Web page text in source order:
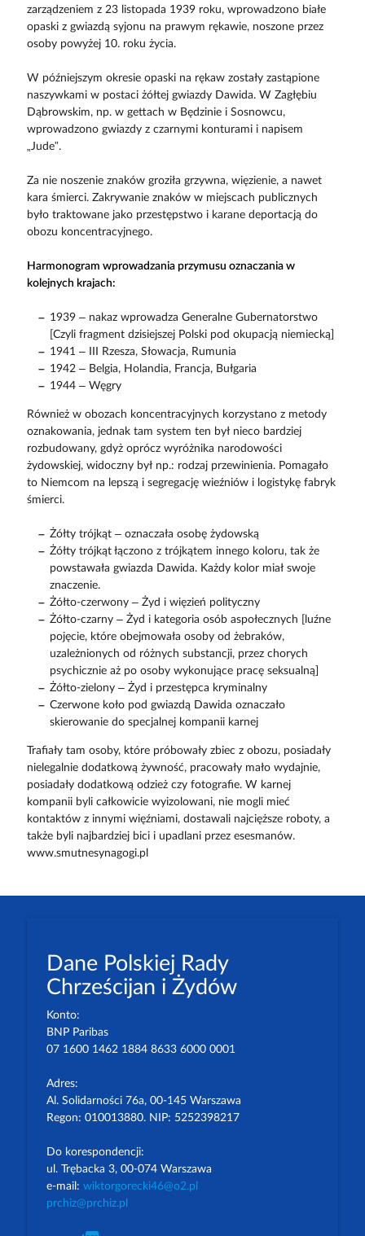
zarządzeniem z 23 listopada 1939 roku, wprowadzono białe
opaski z gwiazdą syjonu na prawym rękawie, noszone przez
osoby powyżej 10. roku życia.
W późniejszym okresie opaski na rękaw zostały zastąpione
naszywkami w postaci żółtej gwiazdy Dawida. W Zagłębiu
Dąbrowskim, np. w gettach w Będzinie i Sosnowcu,
wprowadzono gwiazdy z czarnymi konturami i napisem
„Jude”.
Za nie noszenie znaków groziła grzywna, więzienie, a nawet
kara śmierci. Zakrywanie znaków w miejscach publicznych
było traktowane jako przestępstwo i karane deportacją do
obozu koncentracyjnego.
Harmonogram wprowadzania przymusu oznaczania w
kolejnych krajach:
1939 – nakaz wprowadza Generalne Gubernatorstwo
[Czyli fragment dzisiejszej Polski pod okupacją niemiecką]
1941 – III Rzesza, Słowacja, Rumunia
1942 – Belgia, Holandia, Francja, Bułgaria
1944 – Węgry
Również w obozach koncentracyjnych korzystano z metody
oznakowania, jednak tam system ten był nieco bardziej
rozbudowany, gdyż oprócz wyróżnika narodowości
żydowskiej, widoczny był np.: rodzaj przewinienia. Pomagało
to Niemcom na lepszą i segregację wieźniów i logistykę fabryk
śmierci.
Żółty trójkąt – oznaczała osobę żydowską
Żółty trójkąt łączono z trójkątem innego koloru, tak że
powstawała gwiazda Dawida. Każdy kolor miał swoje
znaczenie.
Żółto-czerwony – Żyd i więzień polityczny
Żółto-czarny – Żyd i kategoria osób aspołecznych [luźne
pojęcie, które obejmowała osoby od żebraków,
uzależnionych od różnych substancji, przez chorych
psychicznie aż po osoby wykonujące pracę seksualną]
Żółto-zielony – Żyd i przestępca kryminalny
Czerwone koło pod gwiazdą Dawida oznaczało
skierowanie do specjalnej kompanii karnej
Trafiały tam osoby, które próbowały zbiec z obozu, posiadały
nielegalnie dodatkową żywność, pracowały mało wydajnie,
posiadały dodatkową odzież czy fotografie. W karnej
kompanii byli całkowicie wyizolowani, nie mogli mieć
kontaktów z innymi więźniami, dostawali najcięższe roboty, a
także byli najbardziej bici i upadlani przez esesmanów.
www.smutnesynagogi.pl
Dane Polskiej Rady
Chrześcijan i Żydów
Konto:
BNP Paribas
07 1600 1462 1884 8633 6000 0001
Adres:
Al. Solidarności 76a, 00-145 Warszawa
Regon: 010013880. NIP: 5252398217
Do korespondencji:
ul. Trębacka 3, 00-074 Warszawa
e-mail: wiktorgorecki46@o2.pl
prchiz@prchiz.pl